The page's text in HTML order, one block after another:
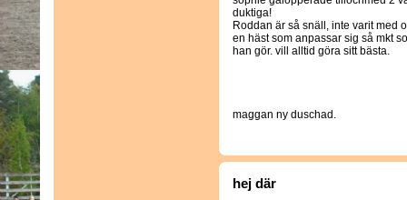
duktiga!
Roddan är så snäll, inte varit med
en häst som anpassar sig så mkt
han gör. vill alltid göra sitt bästa.
maggan ny duschad.
hej där